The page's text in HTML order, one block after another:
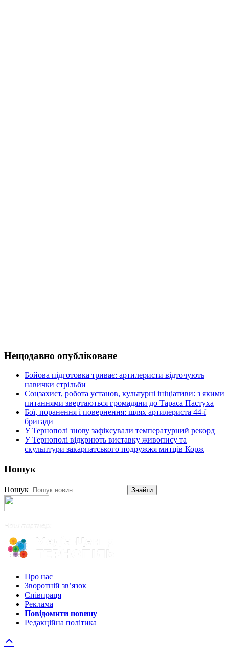
Нещодавно опубліковане
Бойова підготовка триває: артилеристи відточують
навички стрільби
Соцзахист, робота установ, культурні ініціативи: з якими
питаннями звертаються громадяни до Тараса Пастуха
Бої, поранення і повернення: шлях артилериста 44-ї
бригади
У Тернополі знову зафіксували температурний рекорд
У Тернополі відкриють виставку живопису та
скульптури закарпатського подружжя митців Корж
Пошук
Пошук Знайти
Про нас
Зворотній зв’язок
Співпраця
Реклама
Повідомити новину
Редакційна політика